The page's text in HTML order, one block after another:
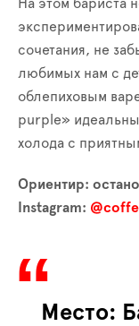
На этом бариста
сочетания, не
любимых нам с
облепиховым
purple»
холода с
Ориентир:
Instagram:
Место: